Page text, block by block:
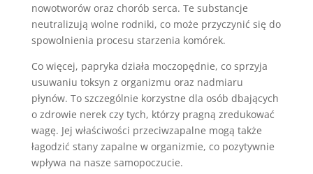
nowotworów oraz chorób serca. Te substancje
neutralizują wolne rodniki, co może przyczynić się do
spowolnienia procesu starzenia komórek.
Co więcej, papryka działa moczopędnie, co sprzyja
usuwaniu toksyn z organizmu oraz nadmiaru
płynów. To szczególnie korzystne dla osób dbających
o zdrowie nerek czy tych, którzy pragną zredukować
wagę. Jej właściwości przeciwzapalne mogą także
łagodzić stany zapalne w organizmie, co pozytywnie
wpływa na nasze samopoczucie.